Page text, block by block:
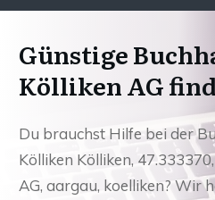
Günstige
Kölliken AG
Du brauchst Hilfe bei der
Kölliken Kölliken,
AG, aargau, koelliken? Wir